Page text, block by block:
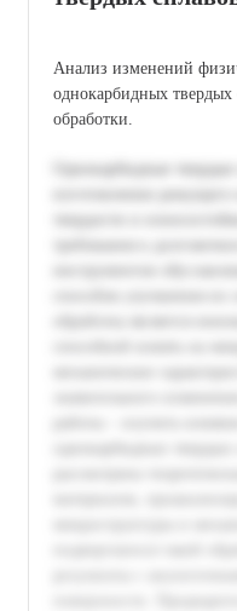
Анализ изменений
однокарбидных твердых
обработки.